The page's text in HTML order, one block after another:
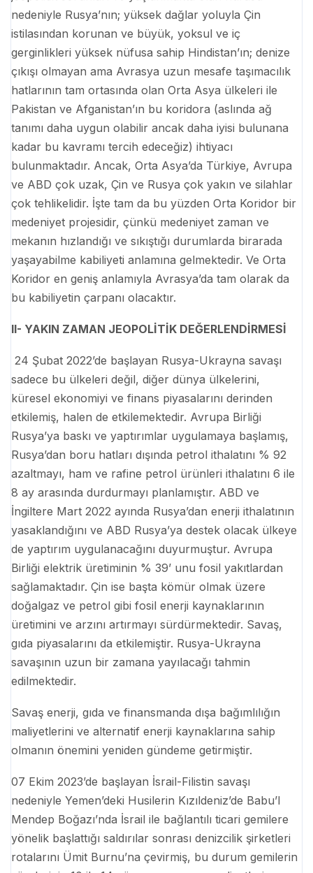
nedeniyle Rusya’nın; yüksek dağlar yoluyla Çin
istilasından korunan ve büyük, yoksul ve iç
gerginlikleri yüksek nüfusa sahip Hindistan’ın; denize
çıkışı olmayan ama Avrasya uzun mesafe taşımacılık
hatlarının tam ortasında olan Orta Asya ülkeleri ile
Pakistan ve Afganistan’ın bu koridora (aslında ağ
tanımı daha uygun olabilir ancak daha iyisi bulunana
kadar bu kavramı tercih edeceğiz) ihtiyacı
bulunmaktadır. Ancak, Orta Asya’da Türkiye, Avrupa
ve ABD çok uzak, Çin ve Rusya çok yakın ve silahlar
çok tehlikelidir. İşte tam da bu yüzden Orta Koridor bir
medeniyet projesidir, çünkü medeniyet zaman ve
mekanın hızlandığı ve sıkıştığı durumlarda birarada
yaşayabilme kabiliyeti anlamına gelmektedir. Ve Orta
Koridor en geniş anlamıyla Avrasya’da tam olarak da
bu kabiliyetin çarpanı olacaktır.
II- YAKIN ZAMAN JEOPOLİTİK DEĞERLENDİRMESİ
24 Şubat 2022’de başlayan Rusya-Ukrayna savaşı
sadece bu ülkeleri değil, diğer dünya ülkelerini,
küresel ekonomiyi ve finans piyasalarını derinden
etkilemiş, halen de etkilemektedir. Avrupa Birliği
Rusya’ya baskı ve yaptırımlar uygulamaya başlamış,
Rusya’dan boru hatları dışında petrol ithalatını % 92
azaltmayı, ham ve rafine petrol ürünleri ithalatını 6 ile
8 ay arasında durdurmayı planlamıştır. ABD ve
İngiltere Mart 2022 ayında Rusya’dan enerji ithalatının
yasaklandığını ve ABD Rusya’ya destek olacak ülkeye
de yaptırım uygulanacağını duyurmuştur. Avrupa
Birliği elektrik üretiminin % 39’ unu fosil yakıtlardan
sağlamaktadır. Çin ise başta kömür olmak üzere
doğalgaz ve petrol gibi fosil enerji kaynaklarının
üretimini ve arzını artırmayı sürdürmektedir. Savaş,
gıda piyasalarını da etkilemiştir. Rusya-Ukrayna
savaşının uzun bir zamana yayılacağı tahmin
edilmektedir.
Savaş enerji, gıda ve finansmanda dışa bağımlılığın
maliyetlerini ve alternatif enerji kaynaklarına sahip
olmanın önemini yeniden gündeme getirmiştir.
07 Ekim 2023’de başlayan İsrail-Filistin savaşı
nedeniyle Yemen’deki Husilerin Kızıldeniz’de Babu’l
Mendep Boğazı’nda İsrail ile bağlantılı ticari gemilere
yönelik başlattığı saldırılar sonrası denizcilik şirketleri
rotalarını Ümit Burnu’na çevirmiş, bu durum gemilerin